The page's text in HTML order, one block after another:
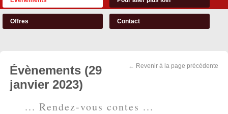
Offres Contact
← Revenir à la page précédente
Évènements (29
janvier 2023)
... Rendez-vous contes ...